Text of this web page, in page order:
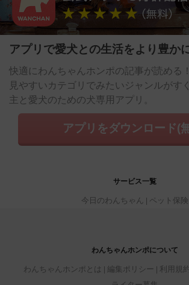
アプリで愛犬との生活をより豊かに
快適にわんちゃんホンポの記事が読める！
見やすいカテゴリでみたいジャンルがす
主と愛犬のための犬専用アプリ。
アプリをダウンロード(
サービス一覧
今日のわんちゃん ペット保険
わんちゃんホンポについて
わんちゃんホンポとは 編集ポリシー 利用規